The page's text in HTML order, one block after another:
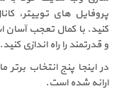
کنید. با کمال تعجب
و قدرتمند را راه اندازی کنید.
در اینجا پنج انتخاب برتر
ارائه شده است.